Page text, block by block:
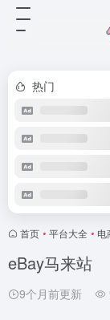
热门
首页 • 平台大全 • 电
eBay马来站
9个月前更新